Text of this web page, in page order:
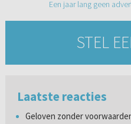
Een jaar lang geen
STEL
Laatste reacties
Geloven zonder